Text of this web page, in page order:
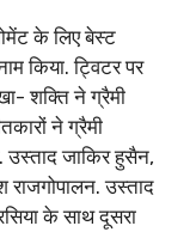
के लिए बेस्ट
किया. ट्विटर पर
शक्ति ने ग्रैमी
ने ग्रैमी
उस्ताद जाकिर हुसैन,
उस्ताद
के साथ दूसरा